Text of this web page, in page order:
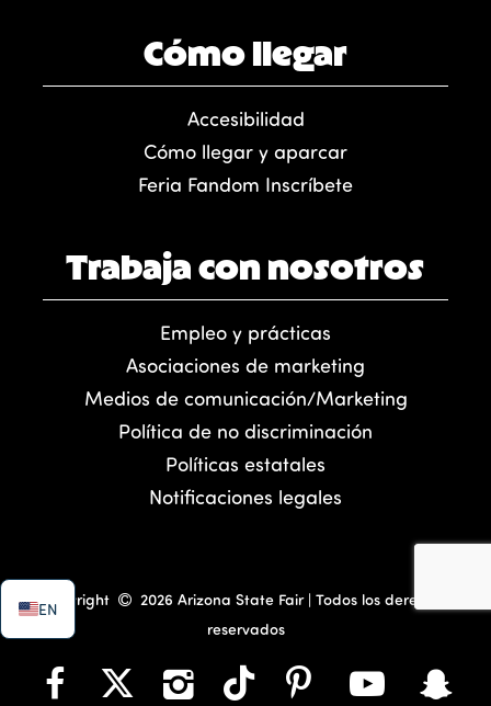
Cómo llegar
Accesibilidad
Cómo llegar y aparcar
Feria Fandom Inscríbete
Trabaja con nosotros
Empleo y prácticas
Asociaciones de marketing
Medios de comunicación/Marketing
Política de no discriminación
Políticas estatales
Notificaciones legales
EN
Copyright
2026 Arizona State Fair | Todos los derechos
reservados